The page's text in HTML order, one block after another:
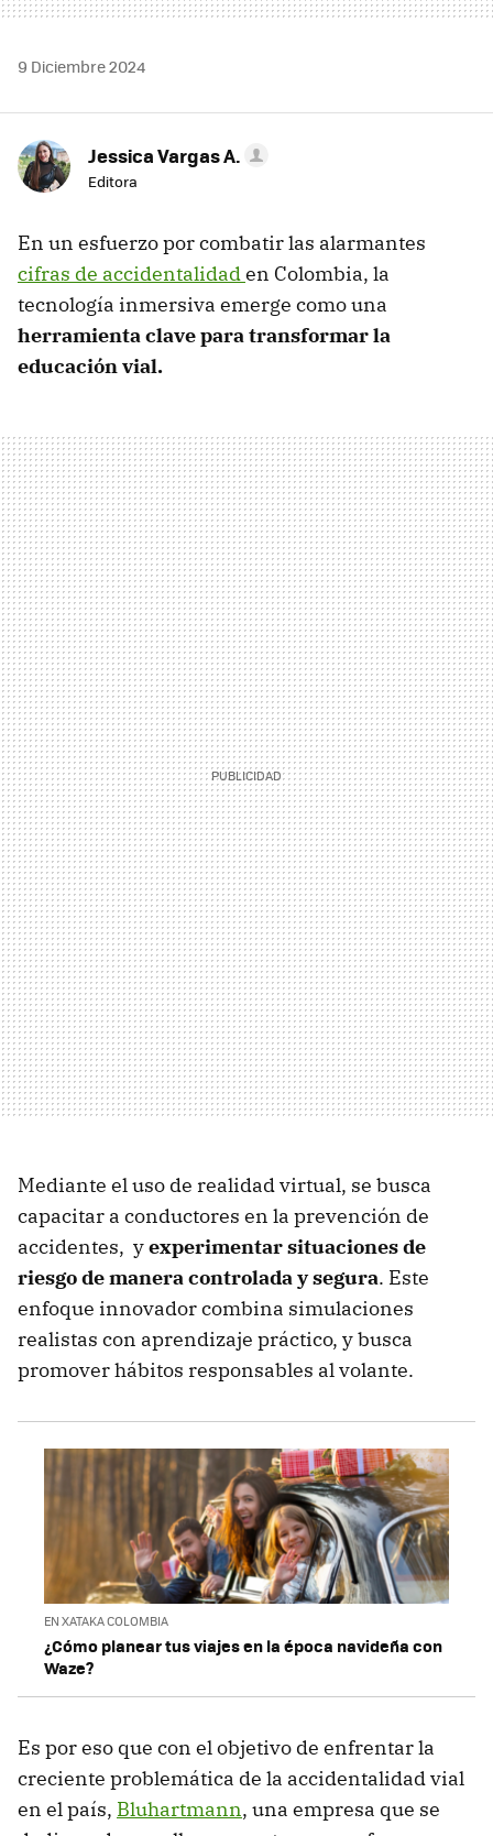
9 Diciembre 2024
Jessica Vargas A.
Editora
En un esfuerzo por combatir las alarmantes
cifras de accidentalidaden Colombia, la
tecnología inmersiva emerge como una
herramienta clave para transformar la
educación vial.
Mediante el uso de realidad virtual, se busca
capacitar a conductores en la prevención de
accidentes, yexperimentar situaciones de
riesgo de manera controlada y segura. Este
enfoque innovador combina simulaciones
realistas con aprendizaje práctico, y busca
promover hábitos responsables al volante.
EN XATAKA COLOMBIA
¿Cómo planear tus viajes en la época navideña con
Waze?
Es por eso que con el objetivo de enfrentar la
creciente problemática de la accidentalidad vial
en el país, Bluhartmann, una empresa que se